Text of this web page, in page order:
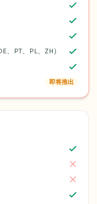
、PT、PL、ZH）
即将推出